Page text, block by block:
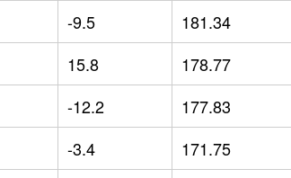
-9.5 181.34
15.8 178.77
-12.2 177.83
-3.4 171.75